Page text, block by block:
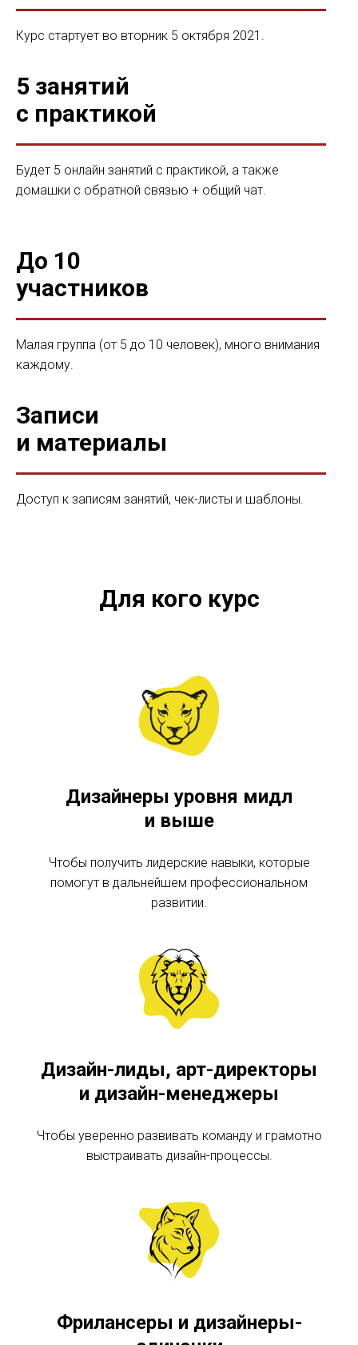
Курс стартует во вторник 5 октября 2021.
5 занятий
с практикой
Будет 5 онлайн занятий с практикой, а также
домашки с обратной связью + общий чат.
До 10
участников
Малая группа (от 5 до 10 человек), много внимания
каждому.
Записи
и материалы
Доступ к записям занятий, чек-листы и шаблоны.
Для кого курс
Дизайнеры уровня мидл
и выше
Чтобы получить лидерские навыки, которые
помогут в дальнейшем профессиональном
развитии.
Дизайн-лиды, арт-директоры
и дизайн-менеджеры
Чтобы уверенно развивать команду и грамотно
выстраивать дизайн-процессы.
Фрилансеры и дизайнеры-